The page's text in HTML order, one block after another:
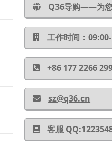
Q36导购——为您
工作时间：
+86 177 2266
sz@q36.cn
客服